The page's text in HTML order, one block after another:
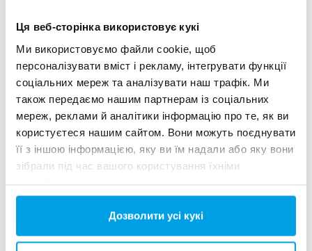
Ця веб-сторінка використовує кукі
Ми використовуємо файли cookie, щоб
персоналізувати вміст і рекламу, інтегрувати функції
соціальних мереж та аналізувати наш трафік. Ми
також передаємо нашим партнерам із соціальних
мереж, реклами й аналітики інформацію про те, як ви
користуєтеся нашим сайтом. Вони можуть поєднувати
її з іншою інформацією, яку ви їм надали або яку вони
зібрали під час вашого користування їхніми
Дозволити усі кукі
2x60 м³/год надчистої води для електростанції -
WTP в контейнерах 6 x 40 фу...
Цьому замовнику потрібно було модернізувати існуючу